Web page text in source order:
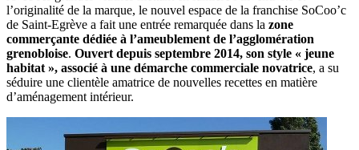
l’originalité de la marque, le nouvel espace de la franchise SoCoo’c
de Saint-Egrève a fait une entrée remarquée dans la zone
commerçante dédiée à l’ameublement de l’agglomération
grenobloise. Ouvert depuis septembre 2014, son style « jeune
habitat », associé à une démarche commerciale novatrice, a su
séduire une clientèle amatrice de nouvelles recettes en matière
d’aménagement intérieur.